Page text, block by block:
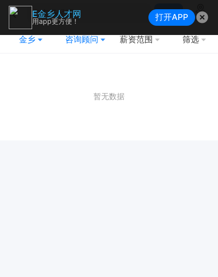
搜索
地图
金乡 咨询顾问 薪资范围 筛选
暂无数据
E金乡人才网
用app更方便！ 打开APP